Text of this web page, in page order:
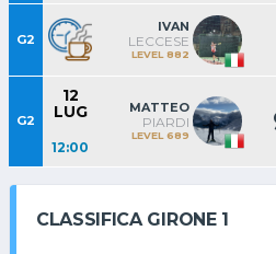
G2
IVAN
LECCESE
LEVEL 882
G2
12
LUG
12:00
MATTEO
PIARDI
LEVEL 689
CLASSIFICA GIRONE 1